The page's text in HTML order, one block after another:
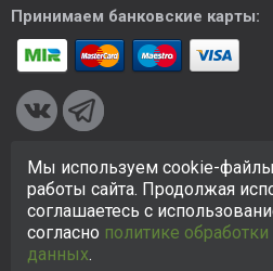
Принимаем банковские карты:
© 2005-2026 ООО «КСК». Сайт
создан исключительно в
информация на сайте не является
Политика в отношении
Мы используем cookie-
работы сайта. Продолжая
соглашаетесь с
согласно политике
данных.